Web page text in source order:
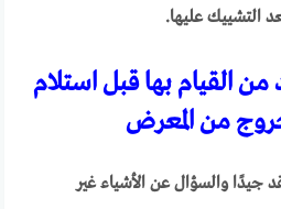
التشييك عليها.
من القيام بها قبل استلام
من المعرض
جيدًا والسؤال عن الأشياء غير